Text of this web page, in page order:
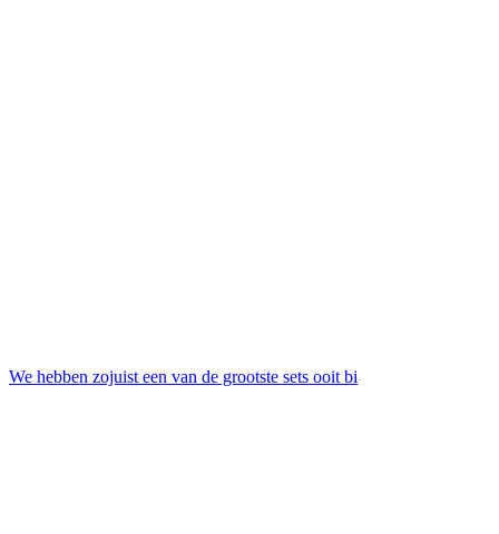
We hebben zojuist een van de grootste sets ooit bi